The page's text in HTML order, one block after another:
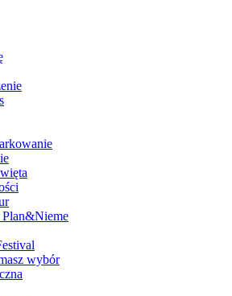
wybór